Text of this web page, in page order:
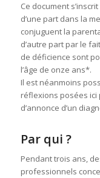
Ce document
d’une part dans la
conjuguent la
d’autre part par le
de déficience sont
l’âge de onze ans*.
Il est néanmoins
réflexions posées
d’annonce d’un
Par qui ?
Pendant trois ans,
professionnels